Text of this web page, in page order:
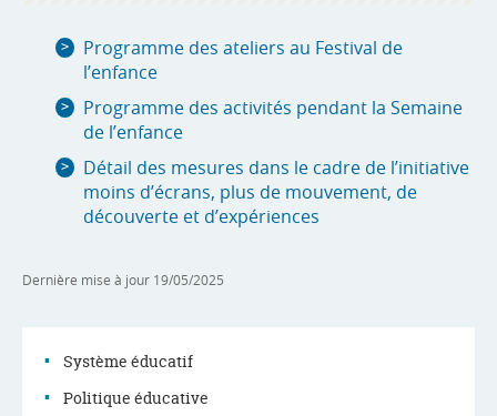
Programme des ateliers au Festival de
l’enfance
Programme des activités pendant la Semaine
de l’enfance
Détail des mesures dans le cadre de l’initiative
moins d’écrans, plus de mouvement, de
découverte et d’expériences
Dernière mise à jour 19/05/2025
Système éducatif
Politique éducative